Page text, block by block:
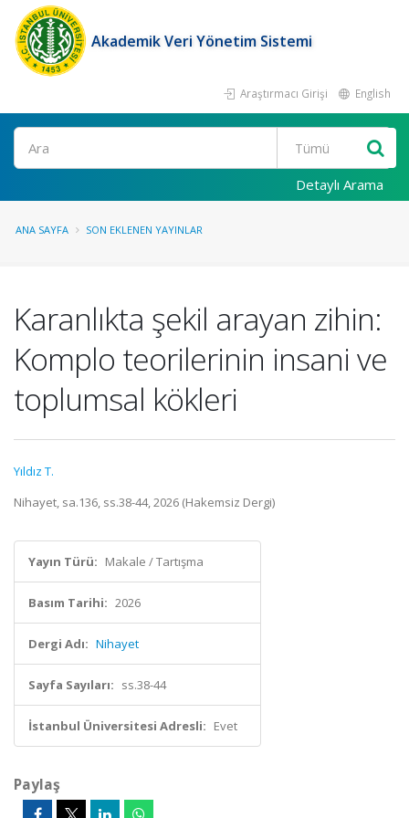
Akademik Veri Yönetim Sistemi
Araştırmacı Girişi English
Ara
Detaylı Arama
ANA SAYFA SON EKLENEN YAYINLAR
Karanlıkta şekil arayan zihin:
Komplo teorilerinin insani ve
toplumsal kökleri
Yıldız T.
Nihayet, sa.136, ss.38-44, 2026 (Hakemsiz Dergi)
Yayın Türü: Makale / Tartışma
Basım Tarihi: 2026
Dergi Adı: Nihayet
Sayfa Sayıları: ss.38-44
İstanbul Üniversitesi Adresli: Evet
Paylaş